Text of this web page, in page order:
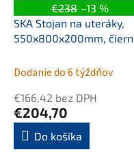
€238 –13 %
SKA Stojan na uteráky,
550x800x200mm, čierna
Dodanie do 6 týždňov
€166,42 bez DPH
€204,70
Do košíka